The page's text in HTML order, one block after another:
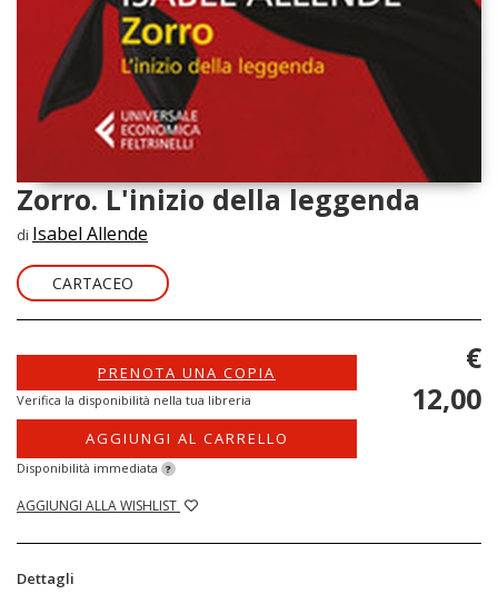
Zorro. L'inizio della leggenda
di Isabel Allende
CARTACEO
PRENOTA UNA COPIA
Verifica la disponibilità nella tua libreria
AGGIUNGI AL CARRELLO
Disponibilità immediata ?
AGGIUNGI ALLA WISHLIST
€
12,00
Dettagli